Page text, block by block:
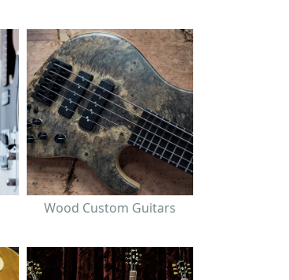
Wood Custom Guitars